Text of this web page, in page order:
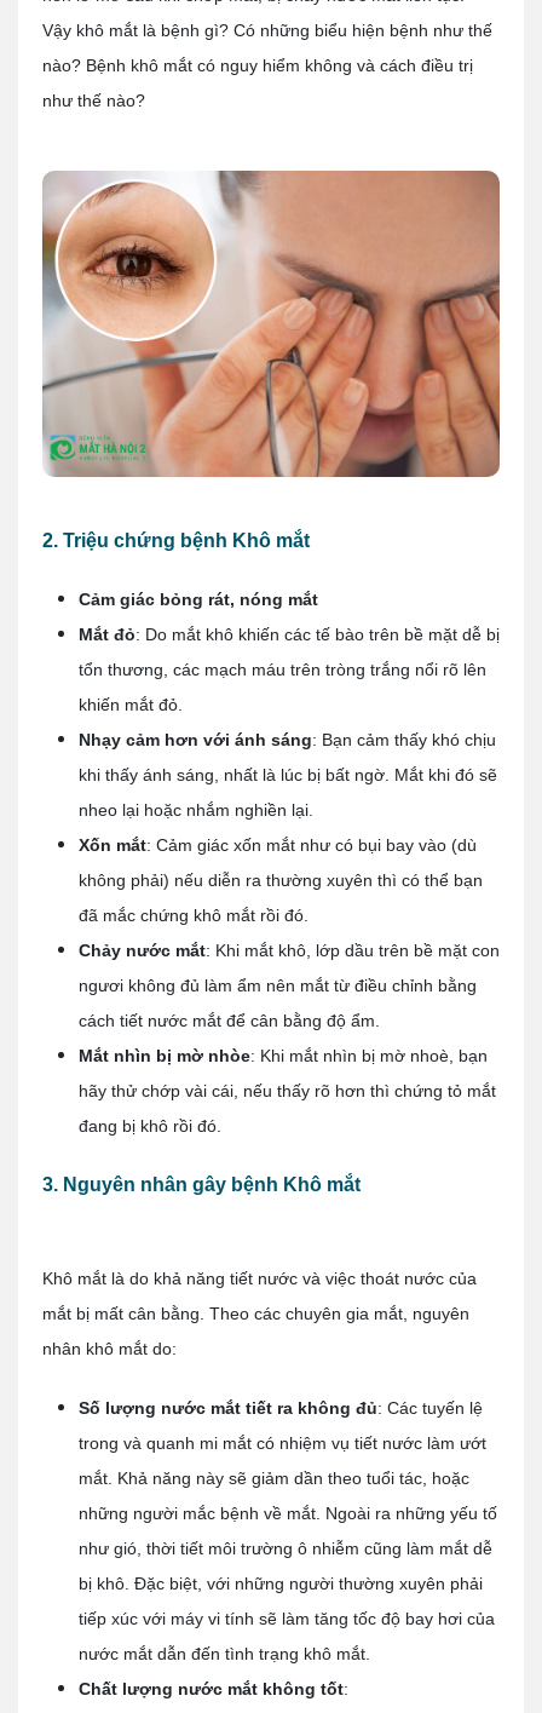
Vậy khô mắt là bệnh gì? Có những biểu hiện bệnh như thế
nào? Bệnh khô mắt có nguy hiểm không và cách điều trị
như thế nào?
2. Triệu chứng bệnh Khô mắt
Cảm giác bỏng rát, nóng mắt
Mắt đỏ: Do mắt khô khiến các tế bào trên bề mặt dễ bị
tổn thương, các mạch máu trên tròng trắng nổi rõ lên
khiến mắt đỏ.
Nhạy cảm hơn với ánh sáng: Bạn cảm thấy khó chịu
khi thấy ánh sáng, nhất là lúc bị bất ngờ. Mắt khi đó sẽ
nheo lại hoặc nhắm nghiền lại.
Xốn mắt: Cảm giác xốn mắt như có bụi bay vào (dù
không phải) nếu diễn ra thường xuyên thì có thể bạn
đã mắc chứng khô mắt rồi đó.
Chảy nước mắt: Khi mắt khô, lớp dầu trên bề mặt con
ngươi không đủ làm ẩm nên mắt từ điều chỉnh bằng
cách tiết nước mắt để cân bằng độ ẩm.
Mắt nhìn bị mờ nhòe: Khi mắt nhìn bị mờ nhoè, bạn
hãy thử chớp vài cái, nếu thấy rõ hơn thì chứng tỏ mắt
đang bị khô rồi đó.
3. Nguyên nhân gây bệnh Khô mắt
Khô mắt là do khả năng tiết nước và việc thoát nước của
mắt bị mất cân bằng. Theo các chuyên gia mắt, nguyên
nhân khô mắt do:
Số lượng nước mắt tiết ra không đủ: Các tuyến lệ
trong và quanh mi mắt có nhiệm vụ tiết nước làm ướt
mắt. Khả năng này sẽ giảm dần theo tuổi tác, hoặc
những người mắc bệnh về mắt. Ngoài ra những yếu tố
như gió, thời tiết môi trường ô nhiễm cũng làm mắt dễ
bị khô. Đặc biệt, với những người thường xuyên phải
tiếp xúc với máy vi tính sẽ làm tăng tốc độ bay hơi của
nước mắt dẫn đến tình trạng khô mắt.
Chất lượng nước mắt không tốt: